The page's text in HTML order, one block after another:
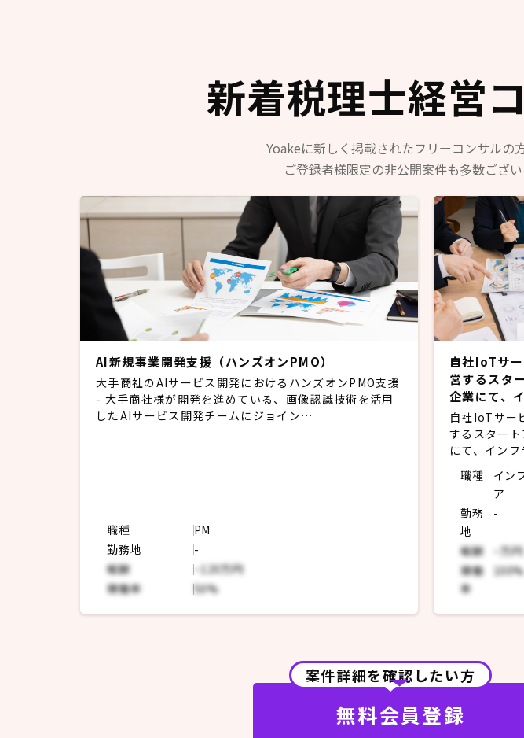
新着税理士経営
Yoakeに新しく掲載されたフリーコンサルの
ご登録者様限定の非公開案件も多数ござ
AI新規事業開発支援（ハンズオンPMO）
大手商社のAIサービス開発におけるハンズオンPMO支援
- 大手商社様が開発を進めている、画像認識技術を活用
したAIサービス開発チームにジョイン
ション
職種
PM
勤務地
-
報酬
~120万円
稼働率
50%
自社IoTサ
営するスタ
企業にて、
務をお任せ
自社IoTサー
するスター
にて、イン
任せ。
【想定業務概
自社開発し
アプリで利
ラ部分を担
たい模様。
IoTを用いて
るシステム
知識のキャ
の指示を聞き
に業務遂行
いただいたり
職種
イン
ア
勤務
地
-
報酬
~万円
稼働
率
100%
案件詳細を確認したい方
無料会員登録